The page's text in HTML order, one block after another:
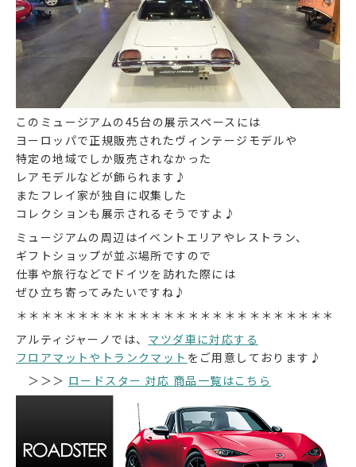
このミュージアムの45台の展示スペースには
ヨーロッパで正規販売されたヴィンテージモデルや
特定の地域でしか販売されなかった
レアモデルなどが飾られます♪
またフレイ家が独自に収集した
コレクションも展示されるそうですよ♪
ミュージアムの周辺はイベントエリアやレストラン、
ギフトショップが並ぶ場所ですので
仕事や旅行などでドイツを訪れた際には
ぜひ立ち寄ってみたいですね♪
＊＊＊＊＊＊＊＊＊＊＊＊＊＊＊＊＊＊＊＊＊＊＊＊＊＊
アルティジャーノでは、 マツダ車に対応する
フロアマットやトランクマット をご用意しております♪
＞＞＞ ロードスター 対応 商品一覧はこちら